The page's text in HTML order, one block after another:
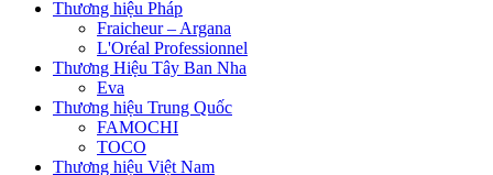
Thương hiệu Pháp
Fraicheur – Argana
L'Oréal Professionnel
Thương Hiệu Tây Ban Nha
Eva
Thương hiệu Trung Quốc
FAMOCHI
TOCO
Thương hiệu Việt Nam